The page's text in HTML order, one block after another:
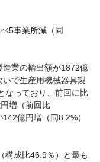
5事業所減（同
造業の輸出額が1872億
で生産用機械器具製
なっており、前回に比
増（前回比
億円増（同8.2%）
構成比46.9％）と最も